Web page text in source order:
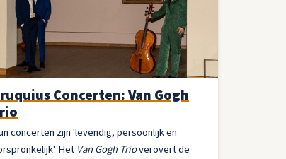
Concerten: Van Gogh
concerten zijn 'levendig, persoonlijk en
Het Van Gogh Trioverovert de